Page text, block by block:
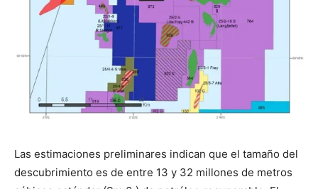
Las estimaciones preliminares indican que el tamaño del
descubrimiento es de entre 13 y 32 millones de metros